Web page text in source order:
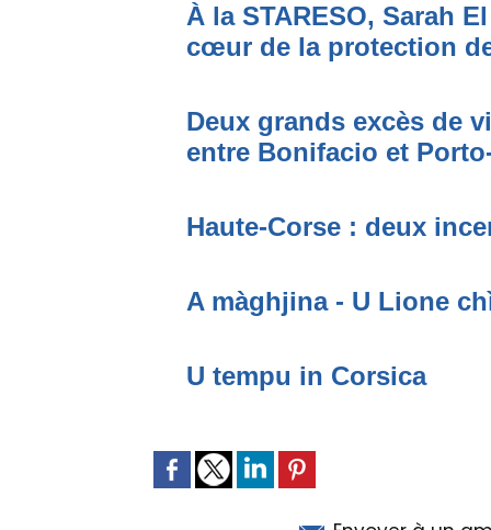
À la STARESO, Sarah
cœur de la protection
Deux grands excès de
entre Bonifacio et
Haute-Corse : deux
A màghjina - U Lione
U tempu in Corsica